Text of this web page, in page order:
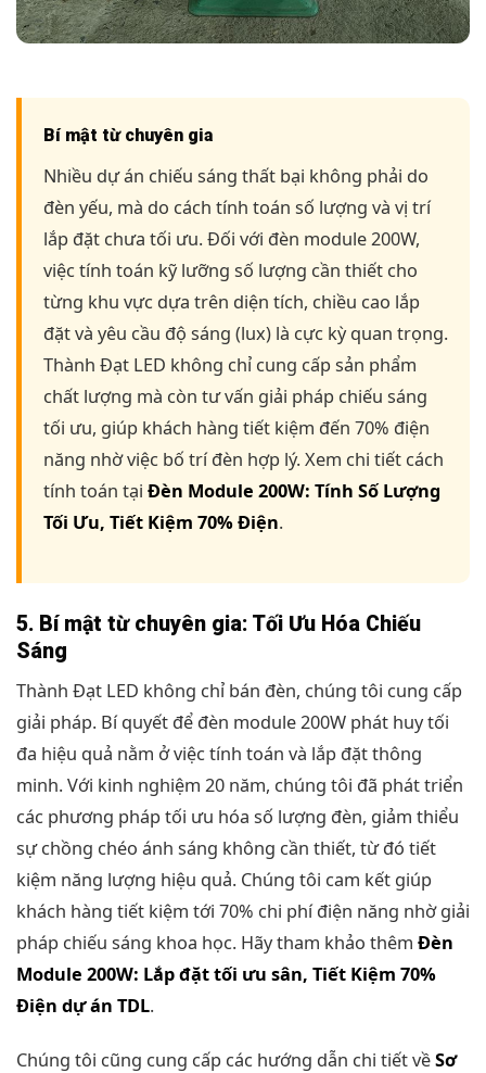
Bí mật từ chuyên gia
Nhiều dự án chiếu sáng thất bại không phải do
đèn yếu, mà do cách tính toán số lượng và vị trí
lắp đặt chưa tối ưu. Đối với đèn module 200W,
việc tính toán kỹ lưỡng số lượng cần thiết cho
từng khu vực dựa trên diện tích, chiều cao lắp
đặt và yêu cầu độ sáng (lux) là cực kỳ quan trọng.
Thành Đạt LED không chỉ cung cấp sản phẩm
chất lượng mà còn tư vấn giải pháp chiếu sáng
tối ưu, giúp khách hàng tiết kiệm đến 70% điện
năng nhờ việc bố trí đèn hợp lý. Xem chi tiết cách
tính toán tại Đèn Module 200W: Tính Số Lượng
Tối Ưu, Tiết Kiệm 70% Điện.
5. Bí mật từ chuyên gia: Tối Ưu Hóa Chiếu
Sáng
Thành Đạt LED không chỉ bán đèn, chúng tôi cung cấp
giải pháp. Bí quyết để đèn module 200W phát huy tối
đa hiệu quả nằm ở việc tính toán và lắp đặt thông
minh. Với kinh nghiệm 20 năm, chúng tôi đã phát triển
các phương pháp tối ưu hóa số lượng đèn, giảm thiểu
sự chồng chéo ánh sáng không cần thiết, từ đó tiết
kiệm năng lượng hiệu quả. Chúng tôi cam kết giúp
khách hàng tiết kiệm tới 70% chi phí điện năng nhờ giải
pháp chiếu sáng khoa học. Hãy tham khảo thêm Đèn
Module 200W: Lắp đặt tối ưu sân, Tiết Kiệm 70%
Điện dự án TDL.
Chúng tôi cũng cung cấp các hướng dẫn chi tiết vềSơ